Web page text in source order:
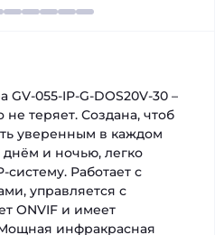
055-IP-G-DOS20V-30 –
теряет. Создана, чтоб
уверенным в каждом
днём и ночью, легко
Работает с
управляется с
ONVIF и имеет
инфракрасная